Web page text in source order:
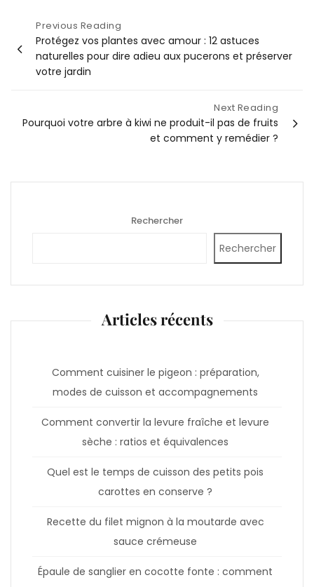
Navigation
de
l’article
Previous Reading
Protégez vos plantes avec amour : 12 astuces
naturelles pour dire adieu aux pucerons et préserver
votre jardin
Next Reading
Pourquoi votre arbre à kiwi ne produit-il pas de fruits
et comment y remédier ?
Rechercher
Rechercher
Articles récents
Comment cuisiner le pigeon : préparation,
modes de cuisson et accompagnements
Comment convertir la levure fraîche et levure
sèche : ratios et équivalences
Quel est le temps de cuisson des petits pois
carottes en conserve ?
Recette du filet mignon à la moutarde avec
sauce crémeuse
Épaule de sanglier en cocotte fonte : comment